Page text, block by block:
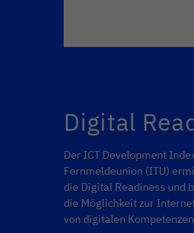
Digital
Der ICT Development
Fernmeldeunion (ITU)
die Digital Readiness und
die Möglichkeit zur
von digitalen